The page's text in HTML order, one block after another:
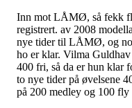
Inn mot LÅMØ, så fekk
registrert. av 2008
nye tider til LÅMØ, og
ho er klar. Vilma
400 fri, så da er hun
to nye tider på øvelsene
på 200 medley og 100